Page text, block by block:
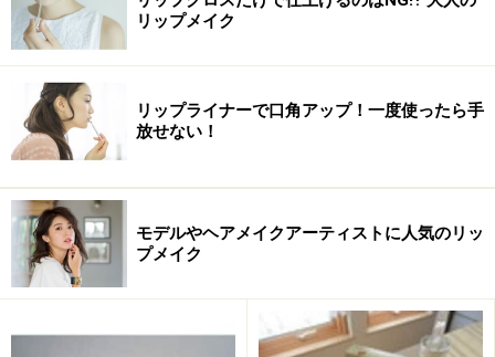
リップメイク
リップライナーで口角アップ！一度使ったら手
放せない！
モデルやヘアメイクアーティストに人気のリッ
プメイク